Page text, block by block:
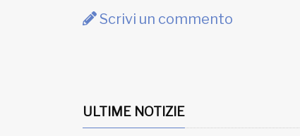
Scrivi un commento
ULTIME NOTIZIE